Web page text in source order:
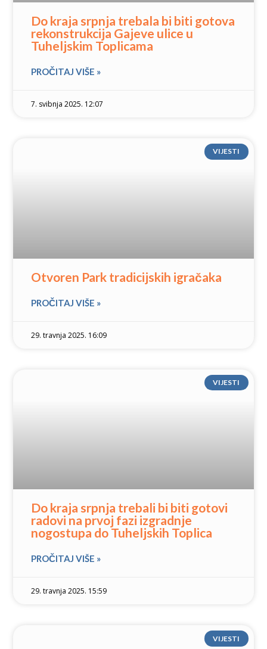
Do kraja srpnja trebala bi biti gotova
rekonstrukcija Gajeve ulice u
Tuheljskim Toplicama
PROČITAJ VIŠE »
7. svibnja 2025. 12:07
VIJESTI
Otvoren Park tradicijskih igračaka
PROČITAJ VIŠE »
29. travnja 2025. 16:09
VIJESTI
Do kraja srpnja trebali bi biti gotovi
radovi na prvoj fazi izgradnje
nogostupa do Tuheljskih Toplica
PROČITAJ VIŠE »
29. travnja 2025. 15:59
VIJESTI